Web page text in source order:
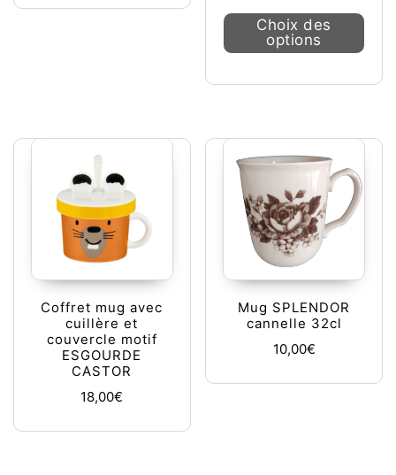
Choix des
options
Coffret mug avec
cuillère et
couvercle motif
ESGOURDE
CASTOR
18,00€
Mug SPLENDOR
cannelle 32cl
10,00€